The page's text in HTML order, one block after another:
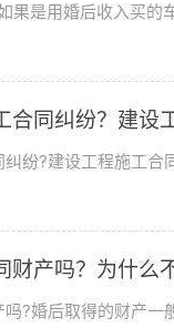
果是用婚后收入买的
同纠纷？建设
纷?建设工程施工合
财产吗？为什么
?婚后取得的财产一